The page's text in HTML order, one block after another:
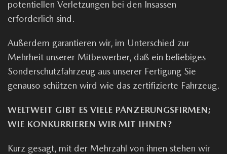
potentiellen Verletzungen bei den Insassen
erforderlich sind.
Außerdem garantieren wir, im Unterschied zur
Mehrheit unserer Mitbewerber, daß ein beliebiges
Sonderschutzfahrzeug aus unserer Fertigung Sie
genauso schützen wird wie das zertifizierte Fahrzeug.
WELTWEIT GIBT ES VIELE PANZERUNGSFIRMEN;
WIE KONKURRIEREN WIR MIT IHNEN?
Kurz gesagt, mit der Mehrzahl von ihnen stehen wir